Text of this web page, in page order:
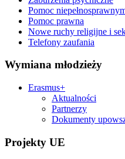
Pomoc
Pomoc prawna
Nowe ruchy religijne i
Telefony zaufania
Wymiana młodzieży
Erasmus+
Aktualności
Partnerzy
Dokumenty
Projekty UE